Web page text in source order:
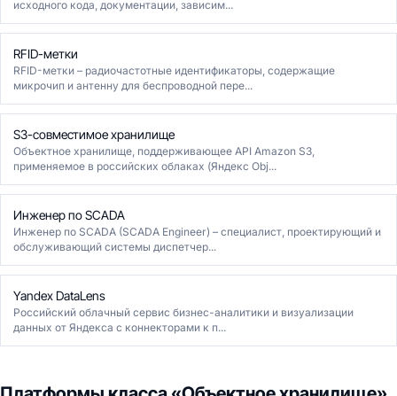
исходного кода, документации, зависим...
RFID-метки
RFID-метки – радиочастотные идентификаторы, содержащие
микрочип и антенну для беспроводной пере...
S3-совместимое хранилище
Объектное хранилище, поддерживающее API Amazon S3,
применяемое в российских облаках (Яндекс Obj...
Инженер по SCADA
Инженер по SCADA (SCADA Engineer) – специалист, проектирующий и
обслуживающий системы диспетчер...
Yandex DataLens
Российский облачный сервис бизнес-аналитики и визуализации
данных от Яндекса с коннекторами к п...